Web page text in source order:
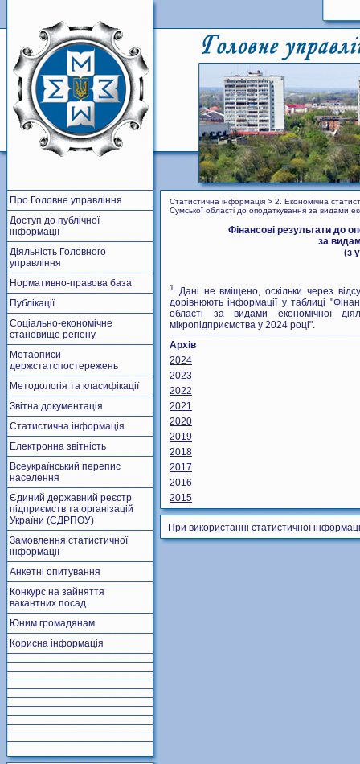
Про Головне управління
Доступ до публічної
інформації
Діяльність Головного
управління
Нормативно-правова база
Публікації
Соціально-економічне
становище регіону
Метаописи
держстатспостережень
Методологія та класифікації
Звітна документація
Статистична інформація
Електронна звітність
Всеукраїнський перепис
населення
Єдиний державний реєстр
підприємств та організацій
України (ЄДРПОУ)
Замовлення статистичної
інформації
Анкетні опитування
Конкурс на зайняття
вакантних посад
Юним громадянам
Корисна інформація
Статистична інформація > 2. Економічна
Сумської області до оподаткування за видами
Фінансові результати до
за
(з
1
Дані не вміщено, оскільки через
дорівнюють інформації у таблиці
області за видами економічної
мікропідприємства у 2024 році".
Архів
2024
2023
2022
2021
2020
2019
2018
2017
2016
2015
При використанні статистичної